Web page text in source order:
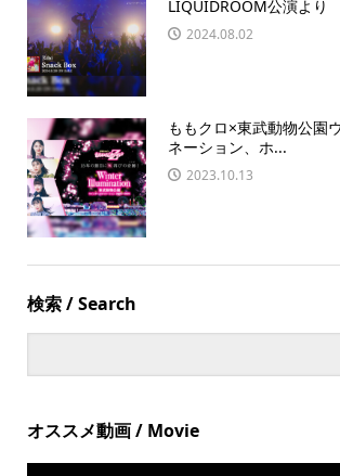
LIQUIDROOM公演より
2024.08.02
ももクロ×東武動物公園
ネーション、ホ...
2023.10.13
検索 / Search
オススメ動画 / Movie